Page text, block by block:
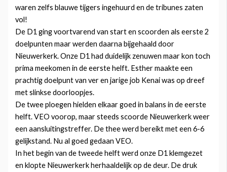
waren zelfs blauwe tijgers ingehuurd en de tribunes zaten
vol!
De D1 ging voortvarend van start en scoorden als eerste 2
doelpunten maar werden daarna bijgehaald door
Nieuwerkerk. Onze D1 had duidelijk zenuwen maar kon toch
prima meekomen in de eerste helft. Esther maakte een
prachtig doelpunt van ver en jarige job Kenai was op dreef
met slinkse doorloopjes.
De twee ploegen hielden elkaar goed in balans in de eerste
helft. VEO voorop, maar steeds scoorde Nieuwerkerk weer
een aansluitingstreffer. De thee werd bereikt met een 6-6
gelijkstand. Nu al goed gedaan VEO.
In het begin van de tweede helft werd onze D1 klemgezet
en klopte Nieuwerkerk herhaaldelijk op de deur. De druk